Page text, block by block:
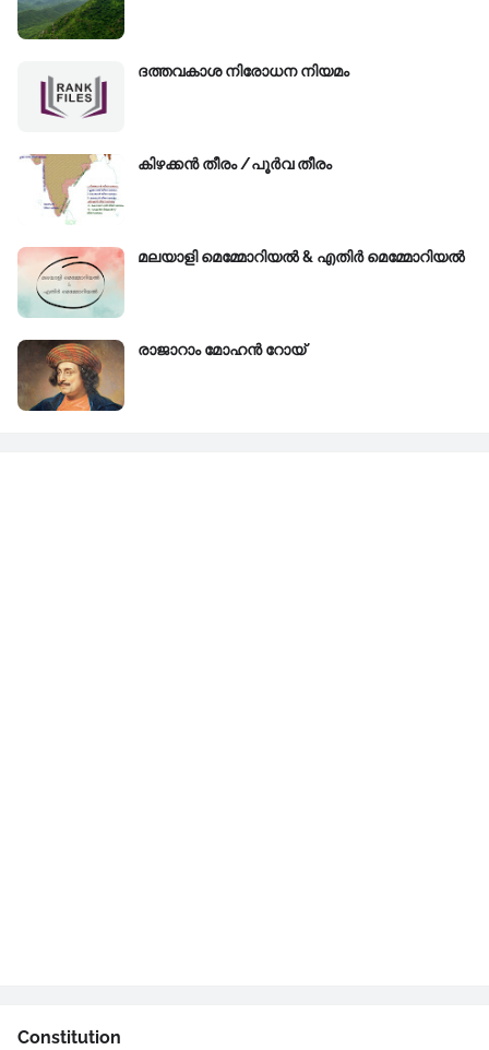
ദത്തവകാശ നിരോധന നിയമം
കിഴക്കന്‍ തീരം /പൂർവ തീരം
മലയാളി മെമ്മോറിയൽ & എതിർ മെമ്മോറിയൽ
രാജാറാം മോഹൻ റോയ്‌
Constitution